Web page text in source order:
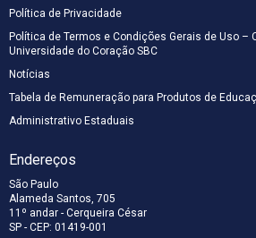
Política de Privacidade
Política de Termos e Condições Gerais de Uso –
Universidade do Coração SBC
Notícias
Tabela de Remuneração para Produtos de
Administrativo Estaduais
Endereços
São Paulo
Alameda Santos, 705
11º andar - Cerqueira César
SP - CEP: 01419-001